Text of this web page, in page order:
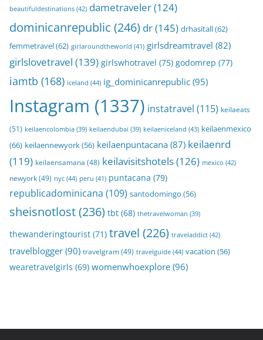
beautifuldestinations (42) dametraveler(124)
dominicanrepublic (246) dr(145) drhasitall(62)
femmetravel(62) girlaroundtheworld (41) girlsdreamtravel (82)
girlslovetravel (139) girlswhotravel (75) godomrep (77)
iamtb (168) iceland (44) ig_dominicanrepublic (95)
Instagram (1337) instatravel (115) keilaeats
(51) keilaencolombia (39) keilaendubai (39) keilaeniceland (43) keilaenmexico
(66) keilaennewyork(56) keilaenpuntacana (87) keilaenrd
(119) keilaensamana (48) keilavisitshotels(126) mexico (42)
newyork(49) nyc (44) peru (41) puntacana (79)
republicadominicana (109) santodomingo (56)
sheisnotlost(236) tbt (68) thetravelwoman (39)
thewanderingtourist (71) travel (226) traveladdict (42)
travelblogger (90) travelgram(49) travelguide (44) vacation (56)
wearetravelgirls (69) womenwhoexplore(96)